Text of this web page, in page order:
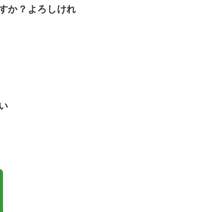
か？よろしけれ